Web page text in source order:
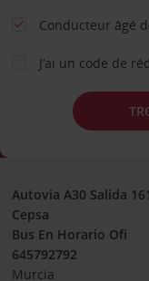
Conducteur âgé
J’ai un code de
Autovia A30 Salida 161
Cepsa
Bus En Horario Ofi
645792792
Murcia